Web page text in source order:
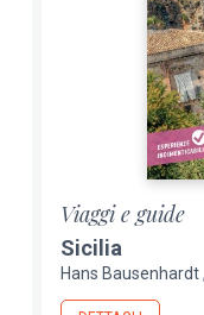
Viaggi e guide
Sicilia
Hans Bausenhardt